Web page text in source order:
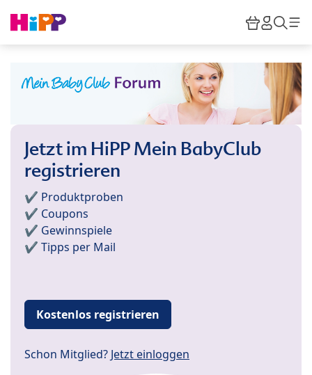
HiPP
Jetzt im HiPP Mein BabyClub
registrieren
✔️ Produktproben
✔️ Coupons
✔️ Gewinnspiele
✔️ Tipps per Mail
Kostenlos registrieren
Schon Mitglied? Jetzt einloggen